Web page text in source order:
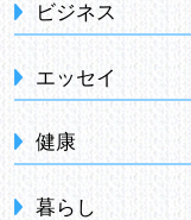
ビジネス
エッセイ
健康
暮らし